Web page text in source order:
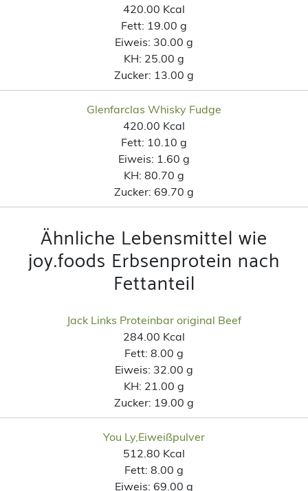
420.00 Kcal
Fett: 19.00 g
Eiweis: 30.00 g
KH: 25.00 g
Zucker: 13.00 g
Glenfarclas Whisky Fudge
420.00 Kcal
Fett: 10.10 g
Eiweis: 1.60 g
KH: 80.70 g
Zucker: 69.70 g
Ähnliche Lebensmittel wie
joy.foods Erbsenprotein nach
Fettanteil
Jack Links Proteinbar original Beef
284.00 Kcal
Fett: 8.00 g
Eiweis: 32.00 g
KH: 21.00 g
Zucker: 19.00 g
You Ly,Eiweißpulver
512.80 Kcal
Fett: 8.00 g
Eiweis: 69.00 g